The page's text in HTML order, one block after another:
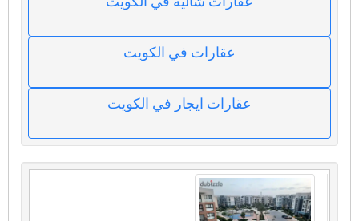
عقارات في الكويت
عقارات ايجار في الكويت